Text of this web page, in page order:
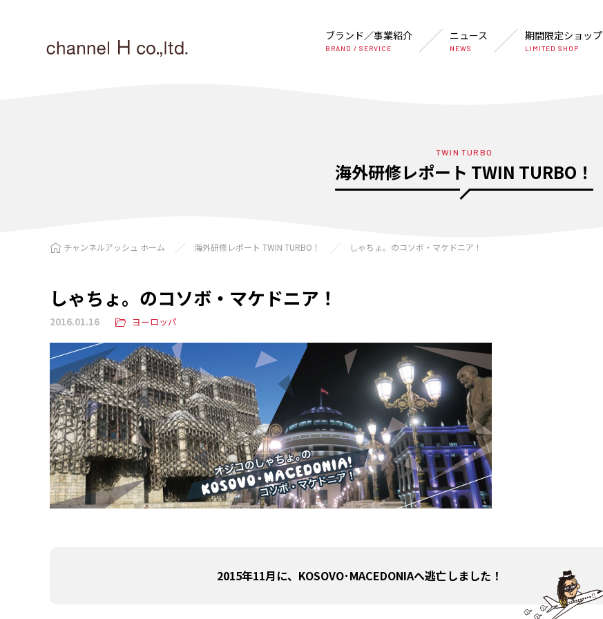
ブランド／事業紹介
BRAND / SERVICE
ニュース
NEWS
期間限定ショップ
LIMITED SHOP
TWIN TURBO
海外研修レポート TWIN TURBO！
チャンネルアッシュ ホーム 海外研修レポート TWIN TURBO！ しゃちょ。のコソボ・マケドニア！
しゃちょ。のコソボ・マケドニア！
2016.01.16 ヨーロッパ
2015年11月に、 KOSOVO･MACEDONIAへ逃亡しました！